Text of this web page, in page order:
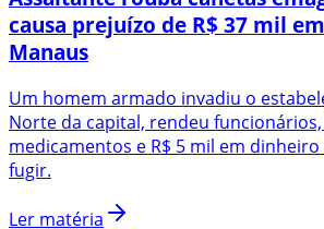
causa prejuízo de R$ 37 mil
Manaus
Um homem armado invadiu o
Norte da capital, rendeu
medicamentos e R$ 5 mil em
fugir.
Ler matéria